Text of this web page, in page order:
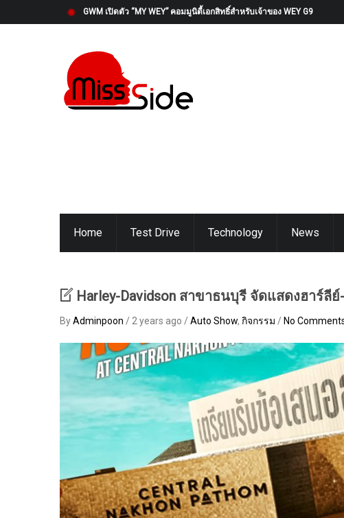
OMODA & JAECOO (ประเทศไทย) เปิดตัวโครงการ “OMODA & JAECOO
Home Test Drive Technology News
Harley-Davidson สาขาธนบุรี จัดแสดงฮาร์
ByAdminpoon / 2 years ago /Auto Show, กิจกรรม / No